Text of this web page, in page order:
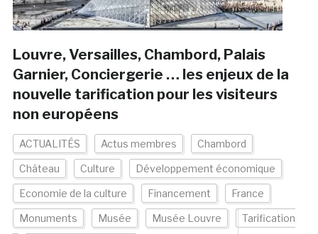
Louvre, Versailles, Chambord, Palais
Garnier, Conciergerie … les enjeux de la
nouvelle tarification pour les visiteurs
non européens
ACTUALITÉS Actus membres Chambord
Château Culture Développement économique
Economie de la culture Financement France
Monuments Musée Musée Louvre Tarification